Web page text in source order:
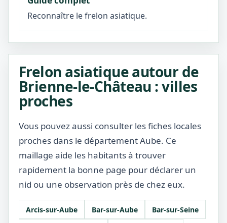
Reconnaître le frelon asiatique.
Frelon asiatique autour de
Brienne-le-Château : villes
proches
Vous pouvez aussi consulter les fiches locales
proches dans le département Aube. Ce
maillage aide les habitants à trouver
rapidement la bonne page pour déclarer un
nid ou une observation près de chez eux.
Arcis-sur-Aube Bar-sur-Aube
Bar-sur-Seine